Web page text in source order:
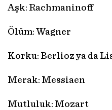
Aşk: Rachmaninoff
Ölüm: Wagner
Korku: Berlioz ya da
Merak: Messiaen
Mutluluk: Mozart